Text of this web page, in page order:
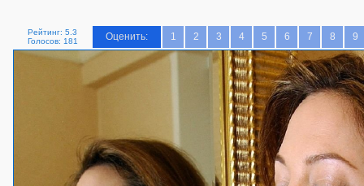
Рейтинг: 5.3
Голосов: 181
Оценить: 1 2 3 4 5 6 7 8 9